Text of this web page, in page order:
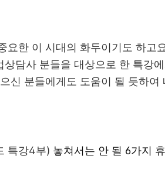
요한 이 시대의 화두이기도 하고
상담사 분들을 대상으로 한 특강
신 분들에게도 도움이 될 듯하여
특강4부) 놓쳐서는 안 될 6가지